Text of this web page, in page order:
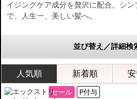
イジングケア成分を贅沢に配合。シ
で、人生一、美しい髪へ。
並び替え／詳細検
人気順 新着順
セール P付与